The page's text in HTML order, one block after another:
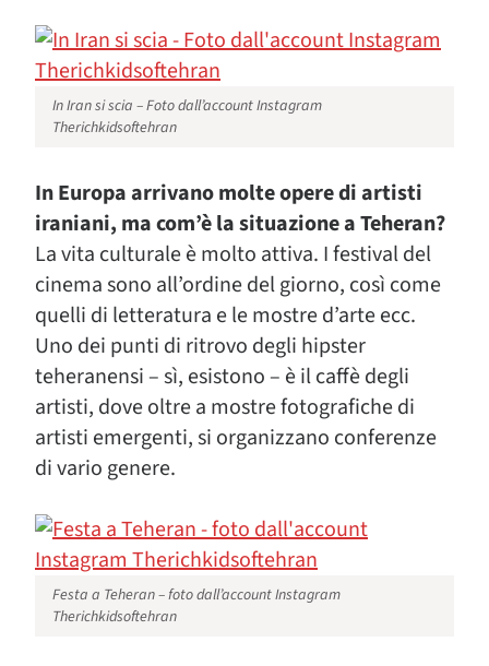
In Iran si scia – Foto dall’account Instagram
Therichkidsoftehran
In Europa arrivano molte opere di artisti
iraniani, ma com’è la situazione a Teheran?
La vita culturale è molto attiva. I festival del
cinema sono all’ordine del giorno, così come
quelli di letteratura e le mostre d’arte ecc.
Uno dei punti di ritrovo degli hipster
teheranensi – sì, esistono – è il caffè degli
artisti, dove oltre a mostre fotografiche di
artisti emergenti, si organizzano conferenze
di vario genere.
Festa a Teheran – foto dall’account Instagram
Therichkidsoftehran